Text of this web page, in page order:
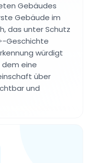
Gebäudes
Gebäude im
das unter Schutz
Geschichte
würdigt
dem eine
über
und